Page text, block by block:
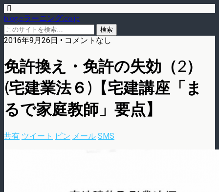
blog.eラーニング.co.jp
2016年9月26日 • コメントなし
免許換え・免許の失効（2）
(宅建業法６)【宅建講座「ま
るで家庭教師」要点】
共有 ツイート ピン メール SMS